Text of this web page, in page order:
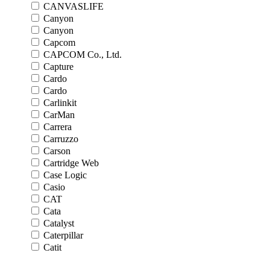
CANVASLIFE
Canyon
Canyon
Capcom
CAPCOM Co., Ltd.
Capture
Cardo
Cardo
Carlinkit
CarMan
Carrera
Carruzzo
Carson
Cartridge Web
Case Logic
Casio
CAT
Cata
Catalyst
Caterpillar
Catit